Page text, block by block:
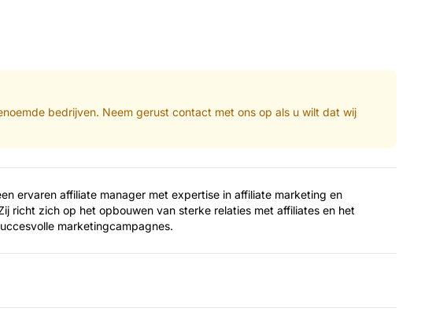
bedrijven. Neem gerust contact met ons op als u wilt dat wij
ervaren affiliate manager met expertise in affiliate marketing en
richt zich op het opbouwen van sterke relaties met affiliates en het
marketingcampagnes.